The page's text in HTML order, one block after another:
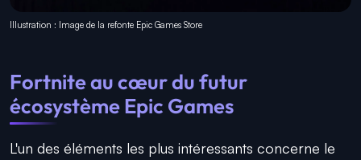
Illustration : Image de la refonte Epic Games Store
Fortnite au cœur du futur
écosystème Epic Games
L'un des éléments les plus intéressants concerne le